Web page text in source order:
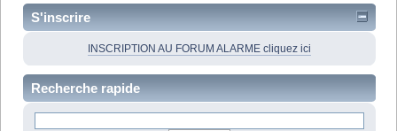
S'inscrire
INSCRIPTION AU FORUM ALARME cliquez ici
Recherche rapide